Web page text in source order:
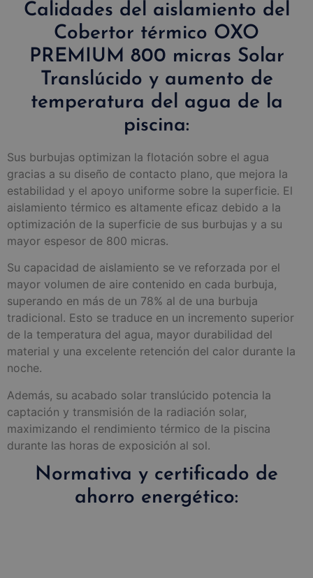
Calidades del aislamiento del
Cobertor térmico OXO
PREMIUM 800 micras Solar
Translúcido y aumento de
temperatura del agua de la
piscina:
Sus burbujas optimizan la flotación sobre el agua
gracias a su diseño de contacto plano, que mejora la
estabilidad y el apoyo uniforme sobre la superficie. El
aislamiento térmico es altamente eficaz debido a la
optimización de la superficie de sus burbujas y a su
mayor espesor de 800 micras.
Su capacidad de aislamiento se ve reforzada por el
mayor volumen de aire contenido en cada burbuja,
superando en más de un 78% al de una burbuja
tradicional. Esto se traduce en un incremento superior
de la temperatura del agua, mayor durabilidad del
material y una excelente retención del calor durante la
noche.
Además, su acabado solar translúcido potencia la
captación y transmisión de la radiación solar,
maximizando el rendimiento térmico de la piscina
durante las horas de exposición al sol.
Normativa y certificado de
ahorro energético: